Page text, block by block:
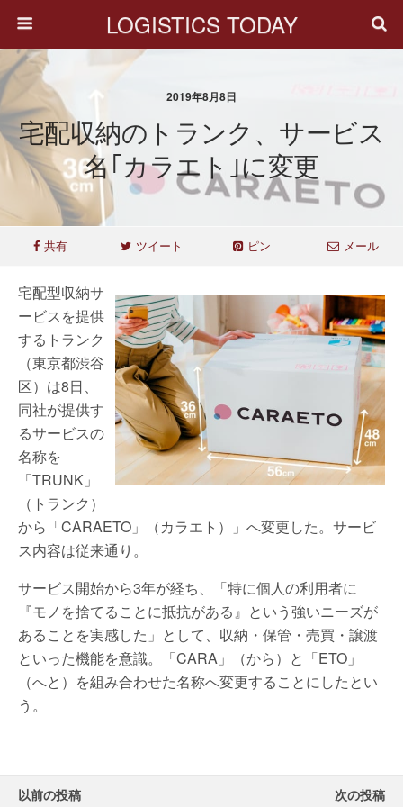
LOGISTICS TODAY
2019年8月8日
宅配収納のトランク、サービス
名｢カラエト｣に変更
共有 ツイート ピン メール
宅配型収納サ
ービスを提供
するトランク
（東京都渋谷
区）は8日、
同社が提供す
るサービスの
名称を
「TRUNK」
（トランク）
から「CARAETO」（カラエト）」へ変更した。サービ
ス内容は従来通り。
サービス開始から3年が経ち、「特に個人の利用者に
『モノを捨てることに抵抗がある』という強いニーズが
あることを実感した」として、収納・保管・売買・譲渡
といった機能を意識。「CARA」（から）と「ETO」
（へと）を組み合わせた名称へ変更することにしたとい
う。
以前の投稿 次の投稿